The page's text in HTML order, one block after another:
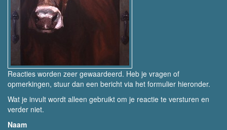
Reacties worden zeer gewaardeerd. Heb je vragen of
opmerkingen, stuur dan een bericht via het formulier hieronder.
Wat je invult wordt alleen gebruikt om je reactie te versturen en
verder niet.
Naam